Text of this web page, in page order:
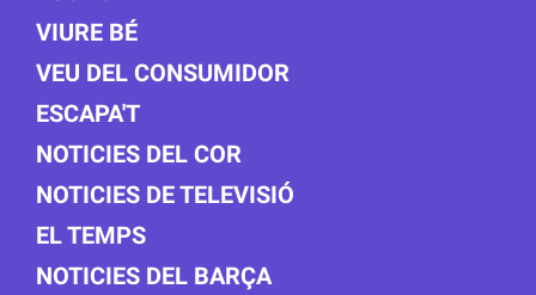
VIURE BÉ
VEU DEL CONSUMIDOR
ESCAPA'T
NOTICIES DEL COR
NOTICIES DE TELEVISIÓ
EL TEMPS
NOTICIES DEL BARÇA